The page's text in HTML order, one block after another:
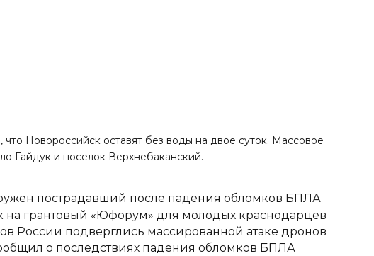
, что Новороссийск оставят без воды на двое суток. Массовое
Гайдук и поселок Верхнебаканский.
пострадавший после падения обломков БПЛА
на грантовый «Юфорум» для молодых краснодарцев
России подверглись массированной атаке дронов
о последствиях падения обломков БПЛА